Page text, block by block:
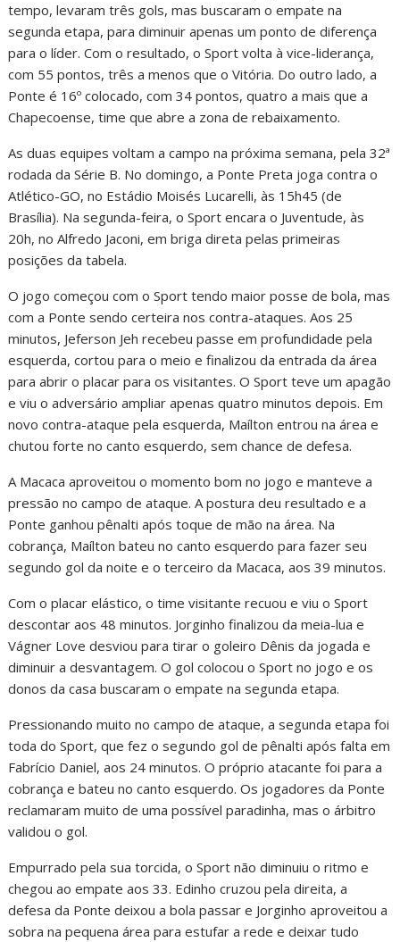
tempo, levaram três gols, mas buscaram o empate na
segunda etapa, para diminuir apenas um ponto de diferença
para o líder. Com o resultado, o Sport volta à vice-liderança,
com 55 pontos, três a menos que o Vitória. Do outro lado, a
Ponte é 16º colocado, com 34 pontos, quatro a mais que a
Chapecoense, time que abre a zona de rebaixamento.
As duas equipes voltam a campo na próxima semana, pela 32ª
rodada da Série B. No domingo, a Ponte Preta joga contra o
Atlético-GO, no Estádio Moisés Lucarelli, às 15h45 (de
Brasília). Na segunda-feira, o Sport encara o Juventude, às
20h, no Alfredo Jaconi, em briga direta pelas primeiras
posições da tabela.
O jogo começou com o Sport tendo maior posse de bola, mas
com a Ponte sendo certeira nos contra-ataques. Aos 25
minutos, Jeferson Jeh recebeu passe em profundidade pela
esquerda, cortou para o meio e finalizou da entrada da área
para abrir o placar para os visitantes. O Sport teve um apagão
e viu o adversário ampliar apenas quatro minutos depois. Em
novo contra-ataque pela esquerda, Maílton entrou na área e
chutou forte no canto esquerdo, sem chance de defesa.
A Macaca aproveitou o momento bom no jogo e manteve a
pressão no campo de ataque. A postura deu resultado e a
Ponte ganhou pênalti após toque de mão na área. Na
cobrança, Maílton bateu no canto esquerdo para fazer seu
segundo gol da noite e o terceiro da Macaca, aos 39 minutos.
Com o placar elástico, o time visitante recuou e viu o Sport
descontar aos 48 minutos. Jorginho finalizou da meia-lua e
Vágner Love desviou para tirar o goleiro Dênis da jogada e
diminuir a desvantagem. O gol colocou o Sport no jogo e os
donos da casa buscaram o empate na segunda etapa.
Pressionando muito no campo de ataque, a segunda etapa foi
toda do Sport, que fez o segundo gol de pênalti após falta em
Fabrício Daniel, aos 24 minutos. O próprio atacante foi para a
cobrança e bateu no canto esquerdo. Os jogadores da Ponte
reclamaram muito de uma possível paradinha, mas o árbitro
validou o gol.
Empurrado pela sua torcida, o Sport não diminuiu o ritmo e
chegou ao empate aos 33. Edinho cruzou pela direita, a
defesa da Ponte deixou a bola passar e Jorginho aproveitou a
sobra na pequena área para estufar a rede e deixar tudo